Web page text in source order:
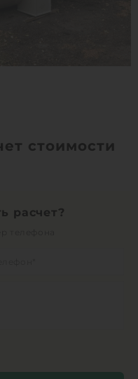
стоимости
расчет?